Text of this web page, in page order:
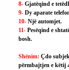
8- Gjatëqind e
9- Dy aparate
10- Një automjet.
11- Pesëqind e
bosh.
Shënim: Çdo
përmbajtjen e këtij